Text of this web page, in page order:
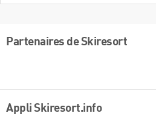
Partenaires de Skiresort
Appli Skiresort.info